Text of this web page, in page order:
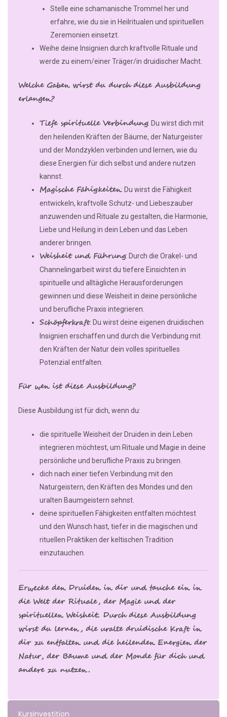
Stelle eine schamanische Trommel her und
erfahre, wie du sie in Heilritualen und spirituellen
Zeremonien einsetzt.
Weihe deine Insignien durch kraftvolle Rituale und
werde zu einem/einer Träger/in druidischer Macht.
Welche Gaben wirst du durch diese Ausbildung
erlangen?
Tiefe spirituelle Verbindung: Du wirst dich mit
den heilenden Kräften der Bäume, der Naturgeister
und der Mondzyklen verbinden und lernen, wie du
diese Energien für dich selbst und andere nutzen
kannst.
Magische Fähigkeiten: Du wirst die Fähigkeit
entwickeln, kraftvolle Schutz- und Liebeszauber
anzuwenden und Rituale zu gestalten, die Harmonie,
Liebe und Heilung in dein Leben und das Leben
anderer bringen.
Weisheit und Führung: Durch die Orakel- und
Channelingarbeit wirst du tiefere Einsichten in
spirituelle und alltägliche Herausforderungen
gewinnen und diese Weisheit in deine persönliche
und berufliche Praxis integrieren.
Schöpferkraft: Du wirst deine eigenen druidischen
Insignien erschaffen und durch die Verbindung mit
den Kräften der Natur dein volles spirituelles
Potenzial entfalten.
Für wen ist diese Ausbildung?
Diese Ausbildung ist für dich, wenn du:
die spirituelle Weisheit der Druiden in dein Leben
integrieren möchtest, um Rituale und Magie in deine
persönliche und berufliche Praxis zu bringen.
dich nach einer tiefen Verbindung mit den
Naturgeistern, den Kräften des Mondes und den
uralten Baumgeistern sehnst.
deine spirituellen Fähigkeiten entfalten möchtest
und den Wunsch hast, tiefer in die magischen und
rituellen Praktiken der keltischen Tradition
einzutauchen.
Erwecke den Druiden in dir und tauche ein in
die Welt der Rituale, der Magie und der
spirituellen Weisheit. Durch diese Ausbildung
wirst du lernen, die uralte druidische Kraft in
dir zu entfalten und die heilenden Energien der
Natur, der Bäume und der Monde für dich und
andere zu nutzen.
Kursinvestition